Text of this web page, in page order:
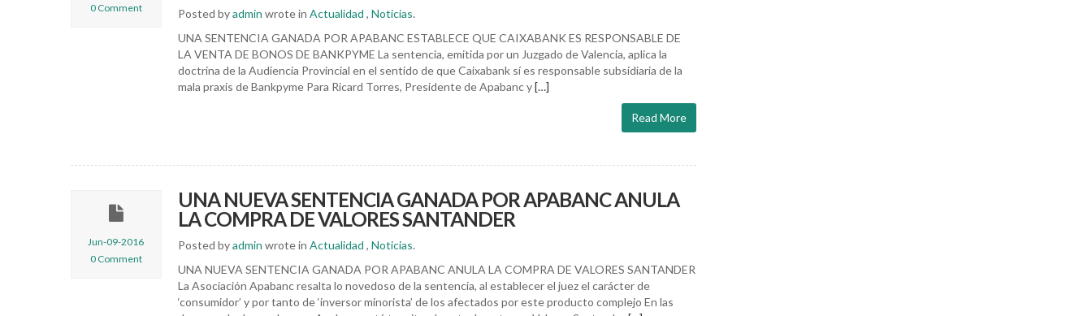
0 Comment
Posted byadmin wrote in Actualidad , Noticias.
UNA SENTENCIA GANADA POR APABANC ESTABLECE QUE CAIXABANK ES RESPONSABLE DE
LA VENTA DE BONOS DE BANKPYME La sentencia, emitida por un Juzgado de Valencia, aplica la
doctrina de la Audiencia Provincial en el sentido de que Caixabank sí es responsable subsidiaria de la
mala praxis de Bankpyme Para Ricard Torres, Presidente de Apabanc y[…]
Read More
Jun-09-2016
0 Comment
UNA NUEVA SENTENCIA GANADA POR APABANC ANULA
LA COMPRA DE VALORES SANTANDER
Posted byadmin wrote in Actualidad , Noticias.
UNA NUEVA SENTENCIA GANADA POR APABANC ANULA LA COMPRA DE VALORES SANTANDER
La Asociación Apabanc resalta lo novedoso de la sentencia, al establecer el juez el carácter de
‘consumidor’ y por tanto de ‘inversor minorista’ de los afectados por este producto complejo En las